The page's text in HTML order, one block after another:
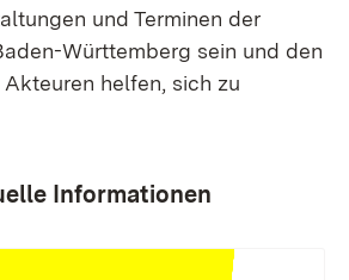
und Terminen der
Württemberg sein und den
helfen, sich zu
Informationen